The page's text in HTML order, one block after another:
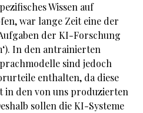
Wissen auf
war lange Zeit eine der
der KI-Forschung
In den antrainierten
sind jedoch
enthalten, da diese
in den von uns produzierten
sollen die KI-Systeme